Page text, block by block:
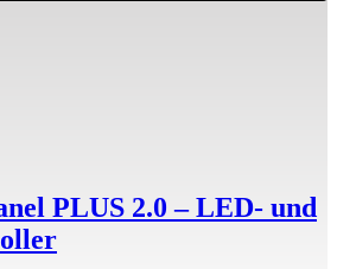
PLUS 2.0 – LED- und